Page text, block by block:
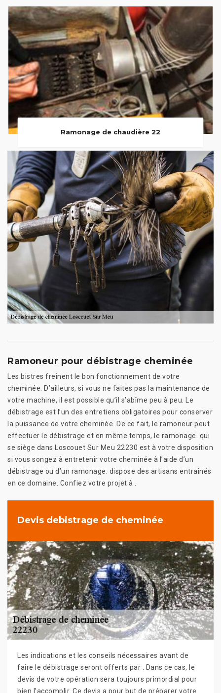
Ramonage de chaudière 22
Ramoneur pour débistrage cheminée
Les bistres freinent le bon fonctionnement de votre
cheminée. D’ailleurs, si vous ne faites pas la maintenance de
votre machine, il est possible qu’il s’abîme peu à peu. Le
débistrage est l’un des entretiens obligatoires pour conserver
la puissance de votre cheminée. De ce fait, le ramoneur peut
effectuer le débistrage et en même temps, le ramonage. qui
se siège dans Loscouet Sur Meu 22230 est à votre disposition
si vous songez à entretenir votre cheminée à l’aide d’un
débistrage ou d’un ramonage. dispose des artisans entrainés
en ce domaine. Confiez votre projet à .
Devis debistrage de cheminée
Les indications et les conseils nécessaires avant de
faire le débistrage seront offerts par . Dans ce cas, le
devis de votre opération sera toujours primordial pour
bien l’accomplir. Ce devis a pour but de préparer votre